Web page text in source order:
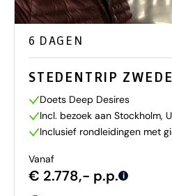
6 DAGEN
STEDENTRIP
Doets Deep Desires
Incl. bezoek aan Stockholm,
Inclusief rondleidingen met
Vanaf
€ 2.778,- p.p. i